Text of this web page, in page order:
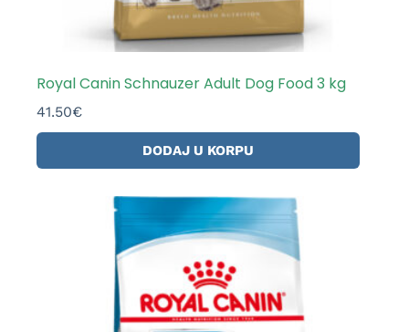
Royal Canin Schnauzer Adult Dog Food 3 kg
41.50€
DODAJ U KORPU